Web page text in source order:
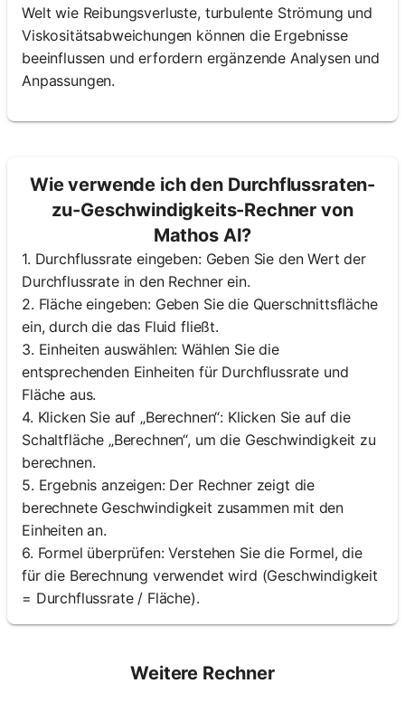
Welt wie Reibungsverluste, turbulente Strömung und
Viskositätsabweichungen können die Ergebnisse
beeinflussen und erfordern ergänzende Analysen und
Anpassungen.
Wie verwende ich den Durchflussraten-
zu-Geschwindigkeits-Rechner von
Mathos AI?
1. Durchflussrate eingeben: Geben Sie den Wert der
Durchflussrate in den Rechner ein.
2. Fläche eingeben: Geben Sie die Querschnittsfläche
ein, durch die das Fluid fließt.
3. Einheiten auswählen: Wählen Sie die
entsprechenden Einheiten für Durchflussrate und
Fläche aus.
4. Klicken Sie auf „Berechnen“: Klicken Sie auf die
Schaltfläche „Berechnen“, um die Geschwindigkeit zu
berechnen.
5. Ergebnis anzeigen: Der Rechner zeigt die
berechnete Geschwindigkeit zusammen mit den
Einheiten an.
6. Formel überprüfen: Verstehen Sie die Formel, die
für die Berechnung verwendet wird (Geschwindigkeit
= Durchflussrate / Fläche).
Weitere Rechner